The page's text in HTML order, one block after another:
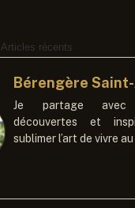
Articles récents
Bérengère
Je partage avec
découvertes et
sublimer l’art de vivre